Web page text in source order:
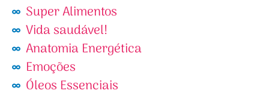
Super Alimentos
Vida saudável!
Anatomia Energética
Emoções
Óleos Essenciais